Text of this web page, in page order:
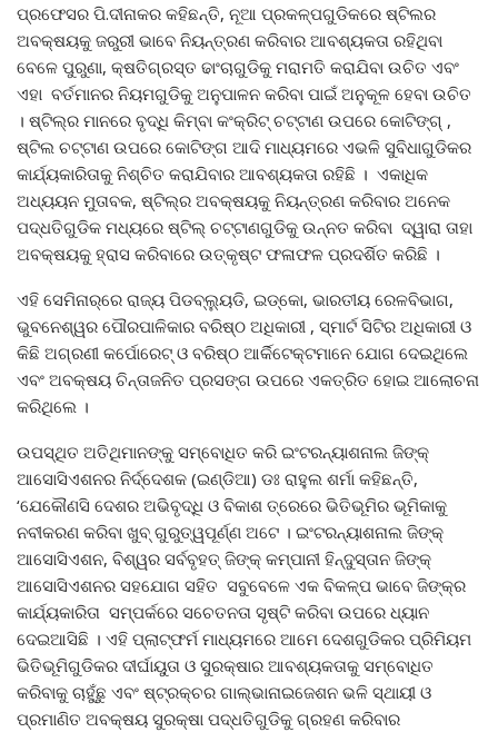
ପ୍ରଫେସର ପି.ଦୀନାକର କହିଛନ୍ତି, ନୂଆ ପ୍ରକଳ୍ପଗୁଡିକରେ ଷ୍ଟିଲର
ଅବକ୍ଷୟକୁ ଜରୁରୀ ଭାବେ ନିୟନ୍ତ୍ରଣ କରିବାର ଆବଶ୍ୟକତା ରହିଥିବା
ବେଳେ ପୁରୁଣା, କ୍ଷତିଗ୍ରସ୍ତ ଢାଂଚାଗୁଡିକୁ ମରାମତି କରାଯିବା ଉଚିତ ଏବଂ
ଏହା ବର୍ତମାନର ନିୟମଗୁଡିକୁ ଅନୁପାଳନ କରିବା ପାଇଁ ଅନୁକୂଳ ହେବା ଉଚିତ
। ଷ୍ଟିଲ୍‌ର ମାନରେ ବୃଦ୍ଧି କିମ୍ବା କଂକ୍ରିଟ୍ ଚଟ୍ଟାଣ ଉପରେ କୋଟିଙ୍ଗ୍ ,
ଷ୍ଟିଲ ଚଟ୍ଟାଣ ଉପରେ କୋଟିଙ୍ଗ ଆଦି ମାଧ୍ୟମରେ ଏଭଳି ସୁବିଧାଗୁଡିକର
କାର୍ଯ୍ୟକାରିତାକୁ ନିଶ୍ଚିତ କରାଯିବାର ଆବଶ୍ୟକତା ରହିଛି । ଏକାଧିକ
ଅଧ୍ୟୟନ ମୁତାବକ, ଷ୍ଟିଲ୍‌ର ଅବକ୍ଷୟକୁ ନିୟନ୍ତ୍ରଣ କରିବାର ଅନେକ
ପଦ୍ଧତିଗୁଡିକ ମଧ୍ୟରେ ଷ୍ଟିଲ୍ ଚଟ୍ଟାଣଗୁଡିକୁ ଉନ୍ନତ କରିବା ଦ୍ୱାରା ତାହା
ଅବକ୍ଷୟକୁ ହ୍ରାସ କରିବାରେ ଉତ୍କୃଷ୍ଟ ଫଳାଫଳ ପ୍ରଦର୍ଶିତ କରିଛି ।
ଏହି ସେମିନାର୍‌ରେ ରାଜ୍ୟ ପିଡବ୍ଲ୍ୟୁଡି, ଇଡ୍‌କୋ, ଭାରତୀୟ ରେଳବିଭାଗ,
ଭୁବନେଶ୍ୱର ପୌରପାଳିକାର ବରିଷ୍ଠ ଅଧିକାରୀ , ସ୍ମାର୍ଟ ସିଟିର ଅଧିକାରୀ ଓ
କିଛି ଅଗ୍ରଣୀ କର୍ପୋରେଟ୍ ଓ ବରିଷ୍ଠ ଆର୍କିଟେକ୍ଟମାନେ ଯୋଗ ଦେଇଥିଲେ
ଏବଂ ଅବକ୍ଷୟ ଚିନ୍ତାଜନିତ ପ୍ରସଙ୍ଗ ଉପରେ ଏକତ୍ରିତ ହୋଇ ଆଲୋଚନା
କରିଥିଲେ ।
ଉପସ୍ଥିତ ଅତିଥିମାନଙ୍କୁ ସମ୍ବୋଧିତ କରି ଇଂଟରନ୍ୟାଶନାଲ ଜିଙ୍କ୍
ଆସୋସିଏଶନର ନିର୍ଦ୍ଦେଶକ (ଇଣ୍ଡିଆ) ଡଃ ରାହୁଲ ଶର୍ମା କହିଛନ୍ତି,
‘ଯେକୌଣସି ଦେଶର ଅଭିବୃଦ୍ଧି ଓ ବିକାଶ ତ୍ରେରେ ଭିତିଭୂମିର ଭୂମିକାକୁ
ନବୀକରଣ କରିବା ଖୁବ୍ ଗୁରୁତ୍ୱପୂର୍ଣ୍ଣ ଅଟେ । ଇଂଟରନ୍ୟାଶନାଲ ଜିଙ୍କ୍
ଆସୋସିଏଶନ, ବିଶ୍ୱର ସର୍ବବୃହତ୍ ଜିଙ୍କ୍ କମ୍ପାନୀ ହିନ୍ଦୁସ୍ତାନ ଜିଙ୍କ୍
ଆସୋସିଏଶନର ସହଯୋଗ ସହିତ ସବୁବେଳେ ଏକ ବିକଳ୍ପ ଭାବେ ଜିଙ୍କ୍‌ର
କାର୍ଯ୍ୟକାରିତା ସମ୍ପର୍କରେ ସଚେତନତା ସୃଷ୍ଟି କରିବା ଉପରେ ଧ୍ୟାନ
ଦେଇଆସିଛି । ଏହି ପ୍ଲାଟ୍‌ଫର୍ମ ମାଧ୍ୟମରେ ଆମେ ଦେଶଗୁଡିକର ପ୍ରିମିୟମ
ଭିତିଭୂମିଗୁଡିକର ଦୀର୍ଘାୟୁତା ଓ ସୁରକ୍ଷାର ଆବଶ୍ୟକତାକୁ ସମ୍ବୋଧିତ
କରିବାକୁ ଚାହୁଁଛୁ ଏବଂ ଷ୍ଟ୍ରକ୍‌ଚର ଗାଲ୍‌ଭାନାଇଜେଶନ ଭଳି ସ୍ଥାୟୀ ଓ
ପ୍ରମାଣିତ ଅବକ୍ଷୟ ସୁରକ୍ଷା ପଦ୍ଧତିଗୁଡିକୁ ଗ୍ରହଣ କରିବାର